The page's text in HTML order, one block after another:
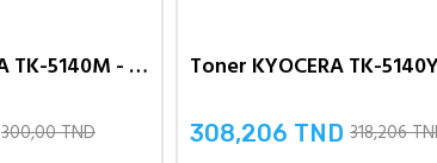
Toner KYOCERA TK-5140M - poudre...
300,00 TND Prix
308,206 TND 318,206